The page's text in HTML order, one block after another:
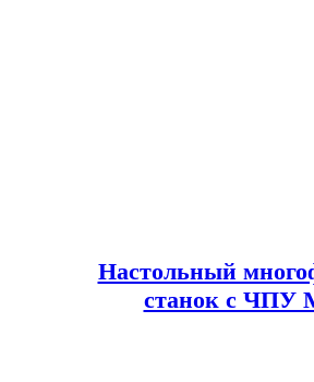
Настольный
станок с ЧПУ